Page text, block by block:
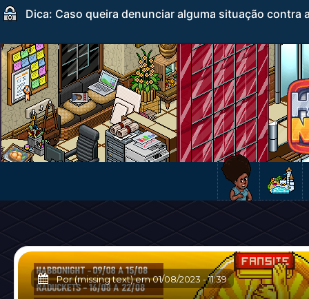
Dica: Caso queira denunciar alguma situação
Por (missing text) em01/08/2023 -11:39